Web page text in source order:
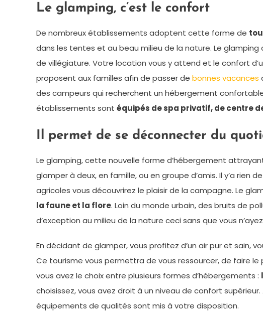
Le glamping, c’est le confort
De nombreux établissements adoptent cette forme de
dans les tentes et au beau milieu de la nature. Le
de villégiature. Votre location vous y attend et le confort
proposent aux familles afin de passer de bonnes vacances
des campeurs qui recherchent un hébergement
établissements sont équipés de spa privatif, de centre
Il permet de se déconnecter du
Le glamping, cette nouvelle forme d’hébergement
glamper à deux, en famille, ou en groupe d’amis. Il y’a
agricoles vous découvrirez le plaisir de la campagne. Le
la faune et la flore. Loin du monde urbain, des bruits de
d’exception au milieu de la nature ceci sans que vous
En décidant de glamper, vous profitez d’un air pur et sain,
Ce tourisme vous permettra de vous ressourcer, de faire
vous avez le choix entre plusieurs formes d’hébergements :
choisissez, vous avez droit à un niveau de confort
équipements de qualités sont mis à votre disposition.